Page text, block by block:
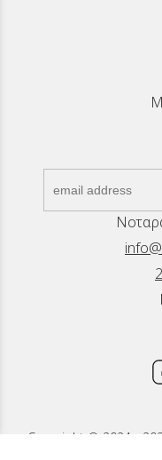
Copyright © 2024 -